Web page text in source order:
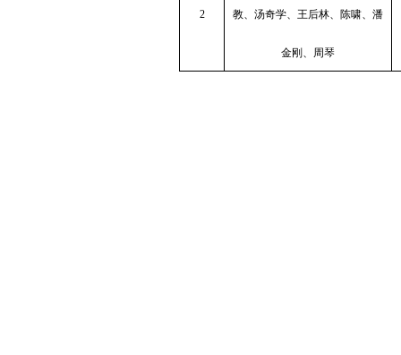
2 教、汤奇学、王后林、陈啸、潘
金刚、周琴